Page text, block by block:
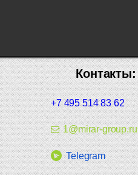
Контакты:
+7 495 514 83 62
1@mirar-group.ru
Telegram